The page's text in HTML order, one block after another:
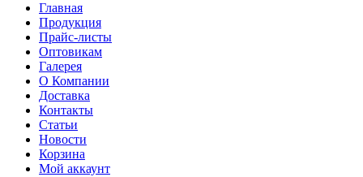
Главная
Продукция
Прайс-листы
Оптовикам
Галерея
О Компании
Доставка
Контакты
Статьи
Новости
Корзина
Мой аккаунт